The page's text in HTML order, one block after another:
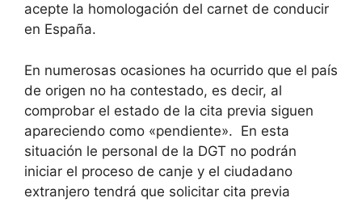
acepte la homologación del carnet de conducir
en España.
En numerosas ocasiones ha ocurrido que el país
de origen no ha contestado, es decir, al
comprobar el estado de la cita previa siguen
apareciendo como «pendiente». En esta
situación le personal de la DGT no podrán
iniciar el proceso de canje y el ciudadano
extranjero tendrá que solicitar cita previa